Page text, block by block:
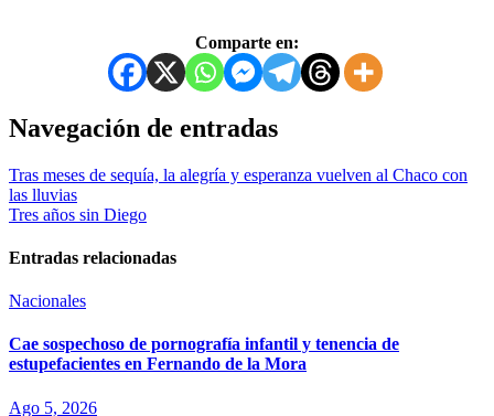
Comparte en:
Navegación de entradas
Tras meses de sequía, la alegría y esperanza vuelven al Chaco con
las lluvias
Tres años sin Diego
Entradas relacionadas
Nacionales
Cae sospechoso de pornografía infantil y tenencia de
estupefacientes en Fernando de la Mora
Ago 5, 2026